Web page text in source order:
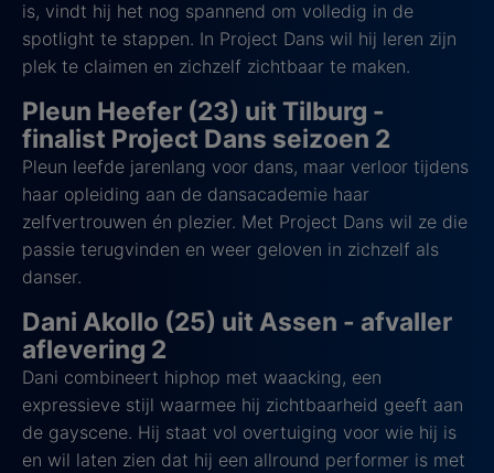
is, vindt hij het nog spannend om volledig in de
spotlight te stappen. In Project Dans wil hij leren zijn
plek te claimen en zichzelf zichtbaar te maken.
Pleun Heefer (23) uit Tilburg -
finalist Project Dans seizoen 2
Pleun leefde jarenlang voor dans, maar verloor tijdens
haar opleiding aan de dansacademie haar
zelfvertrouwen én plezier. Met Project Dans wil ze die
passie terugvinden en weer geloven in zichzelf als
danser.
Dani Akollo (25) uit Assen - afvaller
aflevering 2
Dani combineert hiphop met waacking, een
expressieve stijl waarmee hij zichtbaarheid geeft aan
de gayscene. Hij staat vol overtuiging voor wie hij is
en wil laten zien dat hij een allround performer is met